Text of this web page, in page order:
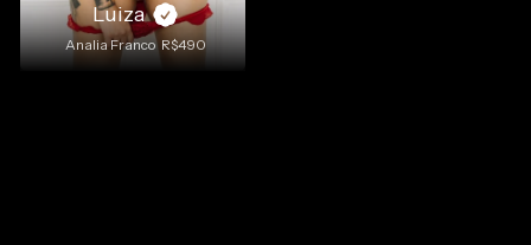
Luiza
Analia Franco R$490